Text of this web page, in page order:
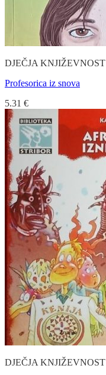
DJEČJA KNJIŽEVNOST
Profesorica iz snova
5.31 €
DJEČJA KNJIŽEVNOST